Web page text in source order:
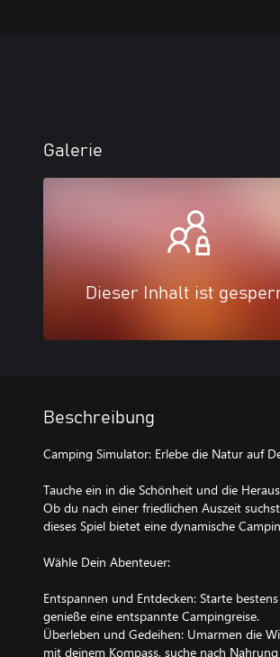
Galerie
Dieser Inhalt ist
Beschreibung
Camping Simulator: Erlebe die Natur auf
Tauche ein in die Schönheit und die
Ob du nach einer friedlichen Auszeit
dieses Spiel bietet eine dynamische
Wähle Dein Abenteuer:
Entspannen und Entdecken: Starte
genieße eine entspannte Campingreise.
Überleben und Gedeihen: Umarmen die
mit deinem Kompass, suche nach